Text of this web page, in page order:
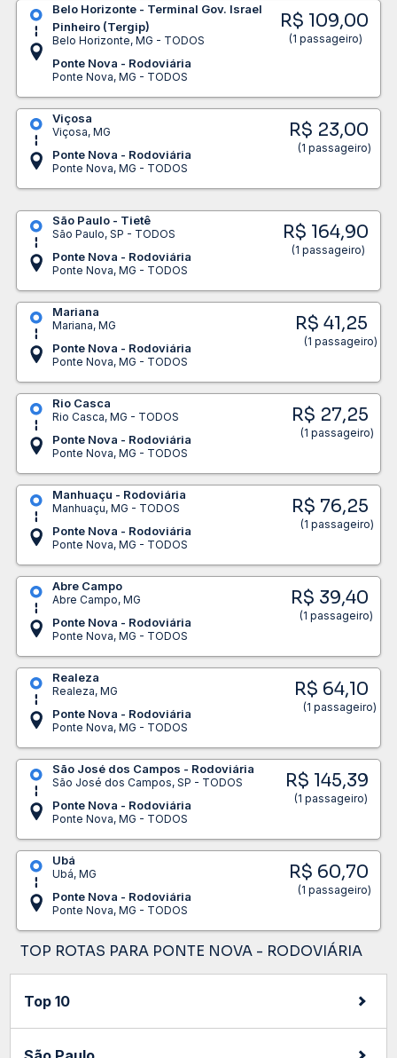
Belo Horizonte - Terminal Gov. Israel
Pinheiro (Tergip)
Belo Horizonte, MG - TODOS
Ponte Nova - Rodoviária
Ponte Nova, MG - TODOS
R$ 109,00
(1 passageiro)
Viçosa
Viçosa, MG
Ponte Nova - Rodoviária
Ponte Nova, MG - TODOS
R$ 23,00
(1 passageiro)
São Paulo - Tietê
São Paulo, SP - TODOS
Ponte Nova - Rodoviária
Ponte Nova, MG - TODOS
R$ 164,90
(1 passageiro)
Mariana
Mariana, MG
Ponte Nova - Rodoviária
Ponte Nova, MG - TODOS
R$ 41,25
(1 passageiro)
Rio Casca
Rio Casca, MG - TODOS
Ponte Nova - Rodoviária
Ponte Nova, MG - TODOS
R$ 27,25
(1 passageiro)
Manhuaçu - Rodoviária
Manhuaçu, MG - TODOS
Ponte Nova - Rodoviária
Ponte Nova, MG - TODOS
R$ 76,25
(1 passageiro)
Abre Campo
Abre Campo, MG
Ponte Nova - Rodoviária
Ponte Nova, MG - TODOS
R$ 39,40
(1 passageiro)
Realeza
Realeza, MG
Ponte Nova - Rodoviária
Ponte Nova, MG - TODOS
R$ 64,10
(1 passageiro)
São José dos Campos - Rodoviária
São José dos Campos, SP - TODOS
Ponte Nova - Rodoviária
Ponte Nova, MG - TODOS
R$ 145,39
(1 passageiro)
Ubá
Ubá, MG
Ponte Nova - Rodoviária
Ponte Nova, MG - TODOS
R$ 60,70
(1 passageiro)
TOP ROTAS PARA PONTE NOVA - RODOVIÁRIA
Top 10